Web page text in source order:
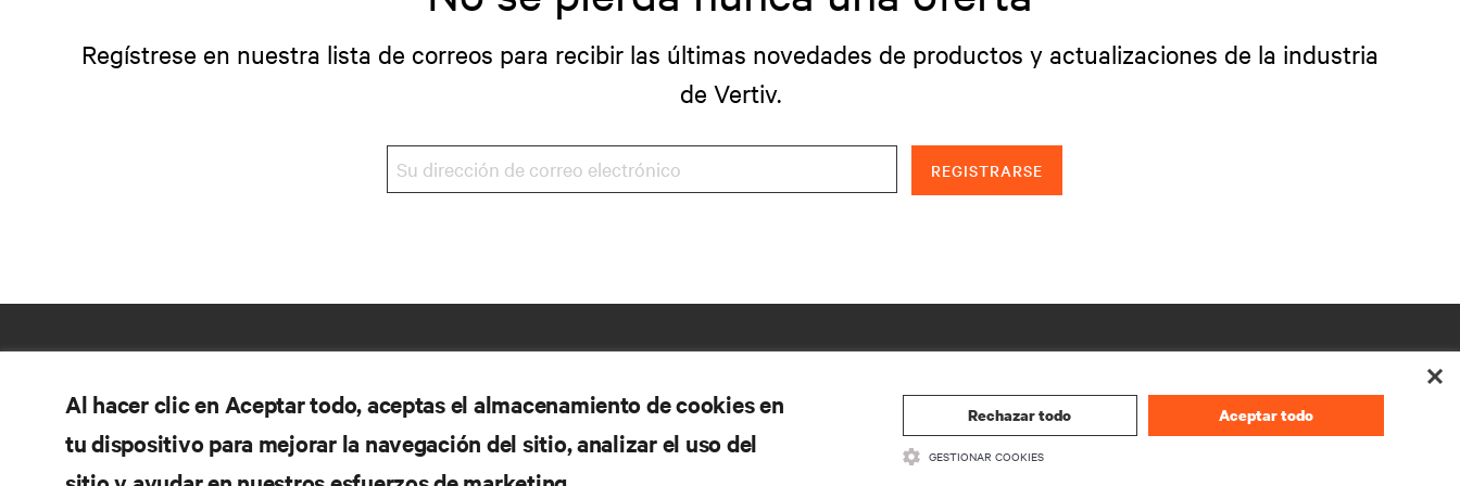
Regístrese en nuestra lista de correos para recibir las últimas novedades de productos y actualizaciones de la industria
de Vertiv.
REGISTRARSE
Al hacer clic en Aceptar todo, aceptas el almacenamiento de cookies en
tu dispositivo para mejorar la navegación del sitio, analizar el uso del
Rechazar todo Aceptar todo
GESTIONAR COOKIES